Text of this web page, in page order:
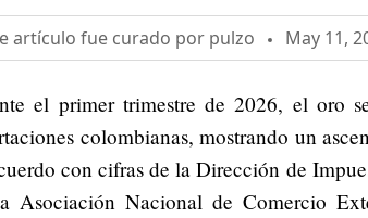
artículo fue curado por pulzo May 11,
el primer trimestre de 2026, el oro
colombianas, mostrando un
con cifras de la Dirección de
Asociación Nacional de Comercio